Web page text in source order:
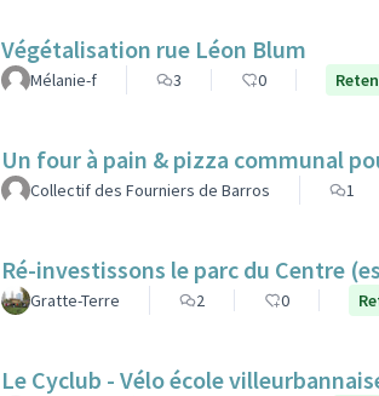
Végétalisation rue Léon Blum
Mélanie-f 3 0
Un four à pain & pizza communal
Collectif des Fourniers de Barros 1
Ré-investissons le parc du Centre
Gratte-Terre 2 0
Le Cyclub - Vélo école